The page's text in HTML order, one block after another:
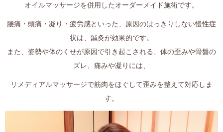
オイルマッサージを併用したオーダーメイド施術です。
腰痛・頭痛・凝り・疲労感といった、原因のはっきりしない慢性症
状は、鍼灸が効果的です。
また、姿勢や体のくせが原因で引き起こされる、体の歪みや骨盤の
ズレ、痛みや凝りには、
リメディアルマッサージで筋肉をほぐして歪みを整えて対応しま
す。